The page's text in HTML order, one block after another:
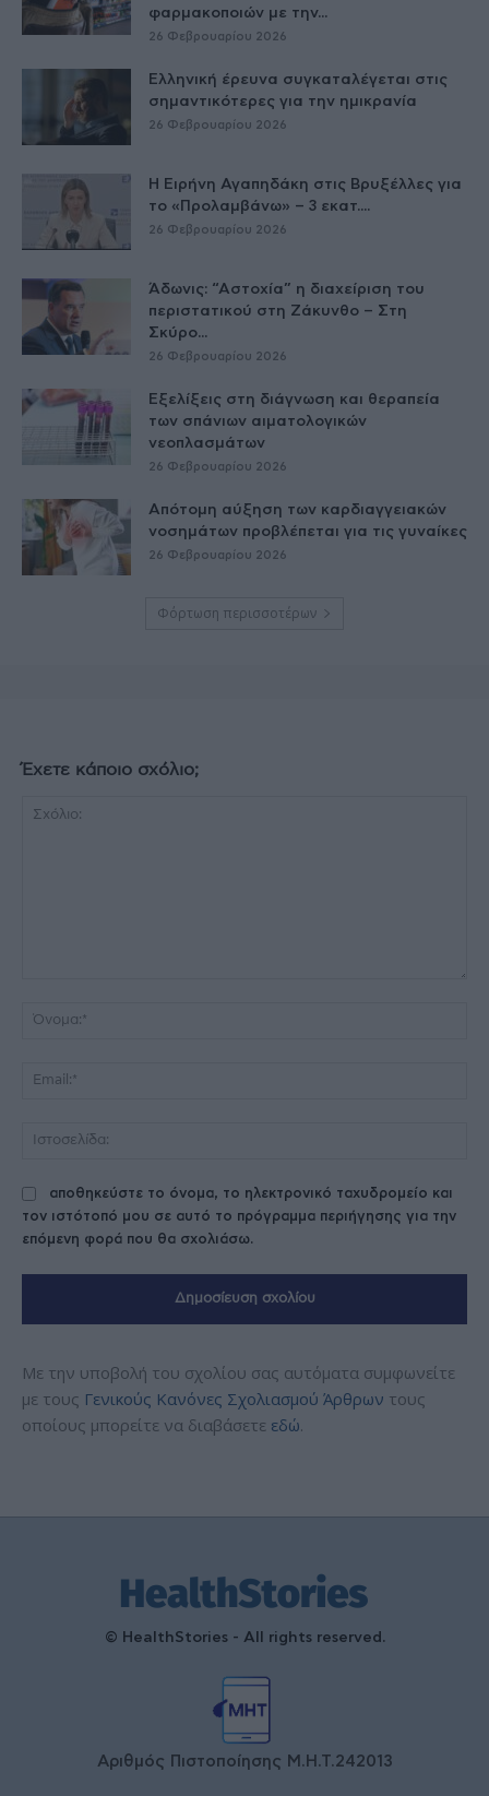
φαρμακοποιών με την...
26 Φεβρουαρίου 2026
Ελληνική έρευνα συγκαταλέγεται στις
σημαντικότερες για την ημικρανία
26 Φεβρουαρίου 2026
Η Ειρήνη Αγαπηδάκη στις Βρυξέλλες για
το «Προλαμβάνω» – 3 εκατ....
26 Φεβρουαρίου 2026
Άδωνις: “Αστοχία” η διαχείριση του
περιστατικού στη Ζάκυνθο – Στη
Σκύρο...
26 Φεβρουαρίου 2026
Εξελίξεις στη διάγνωση και θεραπεία
των σπάνιων αιματολογικών
νεοπλασμάτων
26 Φεβρουαρίου 2026
Απότομη αύξηση των καρδιαγγειακών
νοσημάτων προβλέπεται για τις γυναίκες
26 Φεβρουαρίου 2026
Φόρτωση περισσοτέρων
Έχετε κάποιο σχόλιο;
αποθηκεύστε το όνομα, το ηλεκτρονικό ταχυδρομείο και
τον ιστότοπό μου σε αυτό το πρόγραμμα περιήγησης για την
επόμενη φορά που θα σχολιάσω.
Με την υποβολή του σχολίου σας αυτόματα συμφωνείτε
με τους Γενικούς Κανόνες Σχολιασμού Άρθρων τους
οποίους μπορείτε να διαβάσετε εδώ.
© HealthStories - All rights reserved.
Αριθμός Πιστοποίησης Μ.Η.Τ.242013